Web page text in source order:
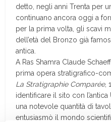
detto, negli anni Trenta per
continuano ancora oggi a
per la prima volta, gli scavi
dell’età del Bronzo già
antica.
A Ras Shamra Claude
prima opera stratigrafico-
La Stratigraphie Comparée,
identificare il sito con
una notevole quantità di
entusiasmò il mondo